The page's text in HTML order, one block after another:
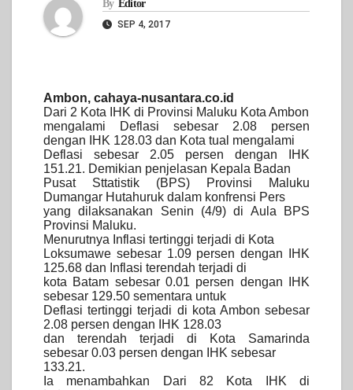
By Editor
SEP 4, 2017
Ambon, cahaya-nusantara.co.id
Dari 2 Kota IHK di Provinsi Maluku Kota Ambon
mengalami Deflasi sebesar 2.08 persen
dengan IHK 128.03 dan Kota tual mengalami
Deflasi sebesar 2.05 persen dengan IHK
151.21. Demikian penjelasan Kepala Badan
Pusat Sttatistik (BPS) Provinsi Maluku
Dumangar Hutahuruk dalam konfrensi Pers
yang dilaksanakan Senin (4/9) di Aula BPS
Provinsi Maluku.
Menurutnya Inflasi tertinggi terjadi di Kota
Loksumawe sebesar 1.09 persen dengan IHK
125.68 dan Inflasi terendah terjadi di
kota Batam sebesar 0.01 persen dengan IHK
sebesar 129.50 sementara untuk
Deflasi tertinggi terjadi di kota Ambon sebesar
2.08 persen dengan IHK 128.03
dan terendah terjadi di Kota Samarinda
sebesar 0.03 persen dengan IHK sebesar
133.21.
Ia menambahkan Dari 82 Kota IHK di